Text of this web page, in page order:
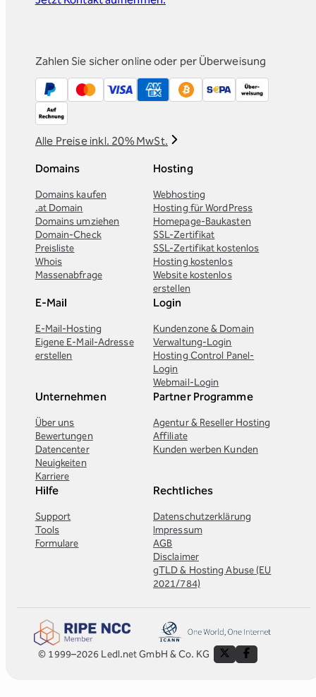
Zahlen Sie sicher online oder per Überweisung
Alle Preise inkl. 20% MwSt.
Domains
Domains kaufen
.at Domain
Domains umziehen
Domain-Check
Preisliste
Whois
Massenabfrage
Hosting
Webhosting
Hosting für WordPress
Homepage-Baukasten
SSL-Zertifikat
SSL-Zertifikat kostenlos
Hosting kostenlos
Website kostenlos
erstellen
E-Mail
E-Mail-Hosting
Eigene E-Mail-Adresse
erstellen
Login
Kundenzone & Domain
Verwaltung-Login
Hosting Control Panel-
Login
Webmail-Login
Unternehmen
Über uns
Bewertungen
Datencenter
Neuigkeiten
Karriere
Partner Programme
Agentur & Reseller Hosting
Affiliate
Kunden werben Kunden
Hilfe
Support
Tools
Formulare
Rechtliches
Datenschutzerklärung
Impressum
AGB
Disclaimer
gTLD & Hosting Abuse (EU
2021/784)
© 1999–2026 Ledl.net GmbH & Co. KG